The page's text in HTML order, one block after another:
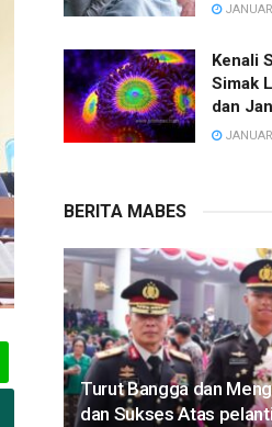
Kenali
Simak
dan
BERITA MABES
Turut Bangga dan
dan Sukses Atas